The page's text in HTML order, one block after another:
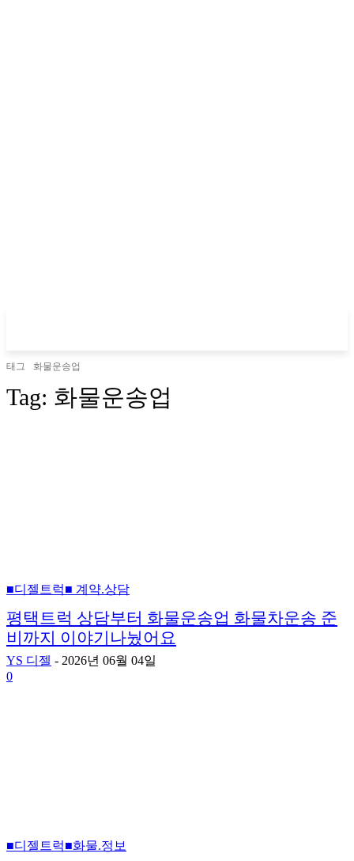
태그 화물운송업
Tag: 화물운송업
■디젤트럭■ 계약.상담
평택트럭 상담부터 화물운송업 화물차운송 준
비까지 이야기나눴어요
YS 디젤 - 2026년 06월 04일
0
■디젤트럭■화물.정보